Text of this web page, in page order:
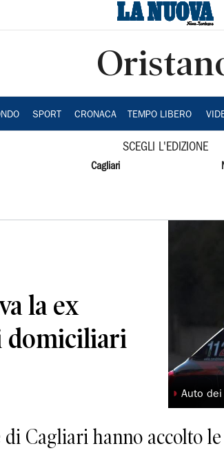
SPORT CRONACA TEMPO LIBERO
SCEGLI L'EDIZIONE
Cagliari
la ex
domiciliari
◗ Auto
Cagliari hanno accolto